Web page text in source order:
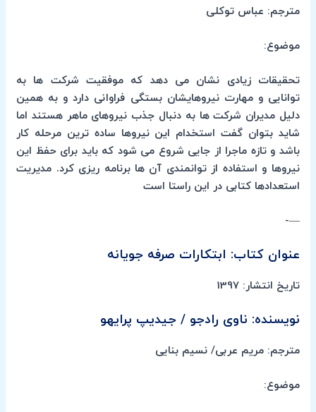
مترجم: عباس توکلی
موضوع:
تحقیقات زیادی نشان می دهد که موفقیت شرکت ها به
توانایی و مهارت نیروهایشان بستگی فراوانی دارد و به همین
دلیل مدیران شرکت ها به دنبال جذب نیروهای ماهر هستند اما
شاید بتوان گفت استخدام این نیروها ساده ترین مرحله کار
باشد و تازه ماجرا از جایی شروع می شود که باید برای حفظ این
نیروها و استفاده از توانمندی آن ها برنامه ریزی کرد. مدیریت
استعدادها کتابی در این راستا است
—-
عنوان کتاب: ابتکارات صرفه جویانه
تاریخ انتشار: 1397
نویسنده: ناوی رادجو / جیدیپ پرایهو
مترجم: مریم عربی/ نسیم بنایی
موضوع: